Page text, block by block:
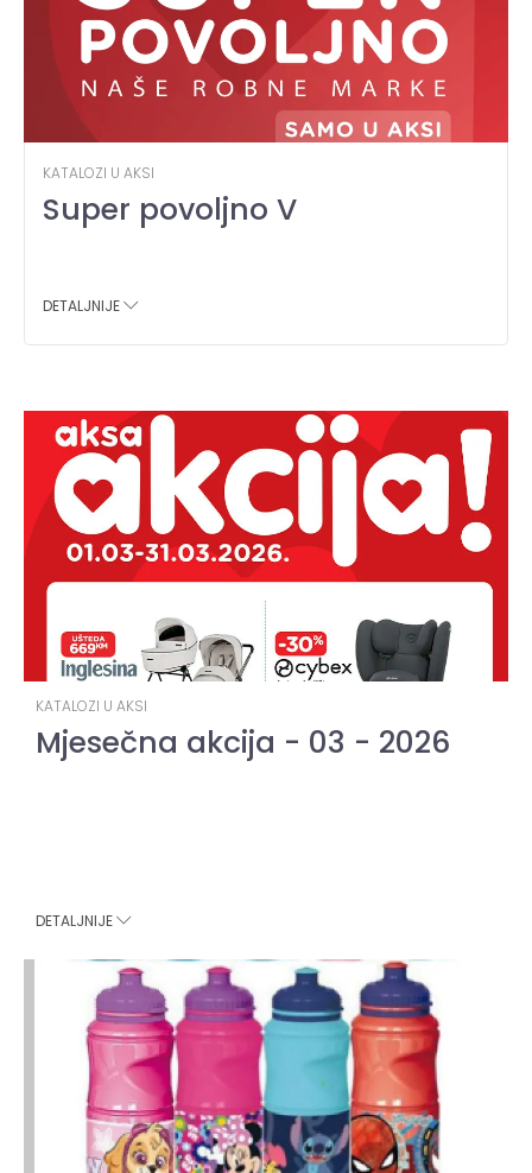
KATALOZI U AKSI
Super povoljno V
DETALJNIJE
KATALOZI U AKSI
Mjesečna akcija - 03 - 2026
DETALJNIJE